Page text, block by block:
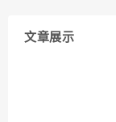
文章展示